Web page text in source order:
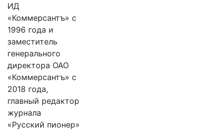
ИД
«Коммерсантъ» с
1996 года и
заместитель
генерального
директора ОАО
«Коммерсантъ» с
2018 года,
главный редактор
журнала
«Русский пионер»